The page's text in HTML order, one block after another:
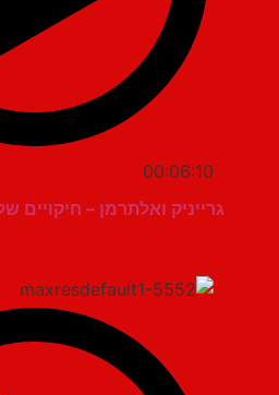
00:06:10
גרייניק ואלתרמן – חיקויים של ירקות